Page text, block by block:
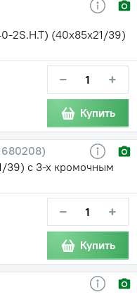
2S.H.T) (40х85х21/39)
− +
Купить
39) с 3-х кромочным
− +
Купить